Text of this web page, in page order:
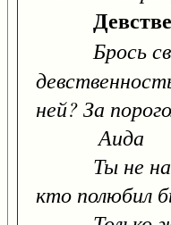
Брось
ней? За
Аида
Ты не
кто полюбил